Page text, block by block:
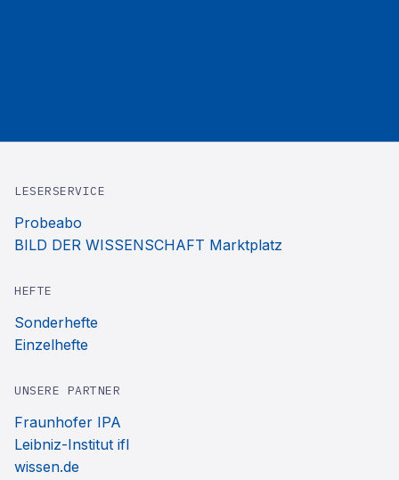
LESERSERVICE
Probeabo
BILD DER WISSENSCHAFT Marktplatz
HEFTE
Sonderhefte
Einzelhefte
UNSERE PARTNER
Fraunhofer IPA
Leibniz-Institut ifl
wissen.de